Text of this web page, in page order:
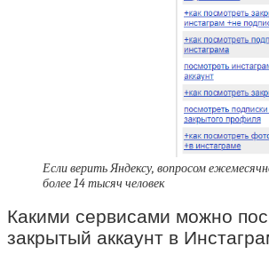
Если верить Яндексу, вопросом
более 14 тысяч человек
Какими сервисами можно
закрытый аккаунт в